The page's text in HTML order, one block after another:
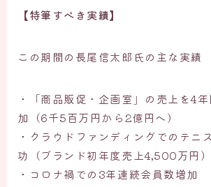
【特筆すべき実績】
この期間の長尾信太郎氏の主な実績
・「商品販促・企画室」の売上を4
加（6千5百万円から2億円へ）
・クラウドファンディングでのテニ
功（ブランド初年度売上4,500万円）
・コロナ禍での3年連続会員数増加